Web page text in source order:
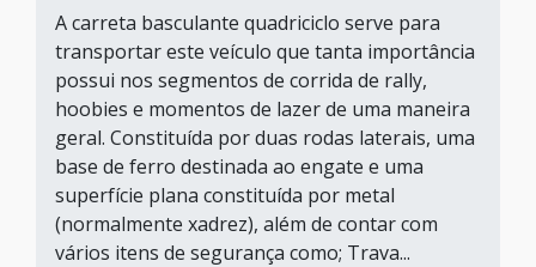
A carreta basculante quadriciclo serve para
transportar este veículo que tanta importância
possui nos segmentos de corrida de rally,
hoobies e momentos de lazer de uma maneira
geral. Constituída por duas rodas laterais, uma
base de ferro destinada ao engate e uma
superfície plana constituída por metal
(normalmente xadrez), além de contar com
vários itens de segurança como; Trava...